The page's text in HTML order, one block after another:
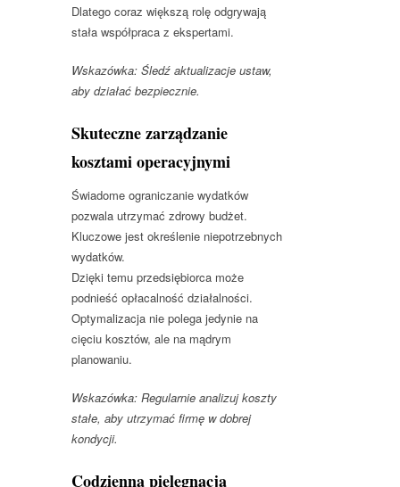
Dlatego coraz większą rolę odgrywają
stała współpraca z ekspertami.
Wskazówka: Śledź aktualizacje ustaw,
aby działać bezpiecznie.
Skuteczne zarządzanie
kosztami operacyjnymi
Świadome ograniczanie wydatków
pozwala utrzymać zdrowy budżet.
Kluczowe jest określenie niepotrzebnych
wydatków.
Dzięki temu przedsiębiorca może
podnieść opłacalność działalności.
Optymalizacja nie polega jedynie na
cięciu kosztów, ale na mądrym
planowaniu.
Wskazówka: Regularnie analizuj koszty
stałe, aby utrzymać firmę w dobrej
kondycji.
Codzienna pielęgnacja